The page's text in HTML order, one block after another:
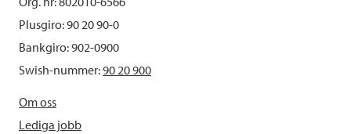
Plusgiro: 90 20 90-0
Bankgiro: 902-0900
Swish-nummer:90 20 900
Om oss
Lediga jobb